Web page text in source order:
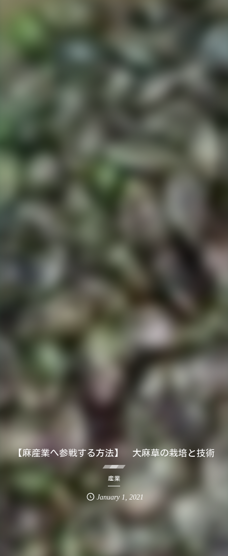
【麻産業へ参戦する方法】 大麻草の栽培と技術
産業
January 1 2021